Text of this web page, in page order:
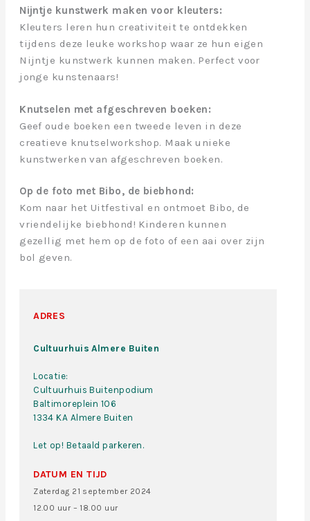
Nijntje kunstwerk maken voor kleuters:
Kleuters leren hun creativiteit te ontdekken
tijdens deze leuke workshop waar ze hun eigen
Nijntje kunstwerk kunnen maken. Perfect voor
jonge kunstenaars!
Knutselen met afgeschreven boeken:
Geef oude boeken een tweede leven in deze
creatieve knutselworkshop. Maak unieke
kunstwerken van afgeschreven boeken.
Op de foto met Bibo, de biebhond:
Kom naar het Uitfestival en ontmoet Bibo, de
vriendelijke biebhond! Kinderen kunnen
gezellig met hem op de foto of een aai over zijn
bol geven.
ADRES
Cultuurhuis Almere Buiten
Locatie:
Cultuurhuis Buitenpodium
Baltimoreplein 106
1334 KA Almere Buiten
Let op! Betaald parkeren.
DATUM EN TIJD
Zaterdag 21 september 2024
12.00 uur – 18.00 uur